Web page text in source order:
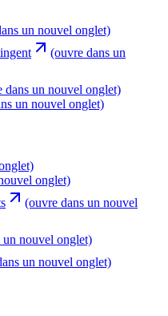
un nouvel onglet)
(ouvre dans un
dans un nouvel onglet)
un nouvel onglet)
onglet)
(ouvre dans un nouvel
un nouvel onglet)
un nouvel onglet)